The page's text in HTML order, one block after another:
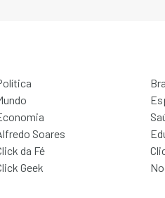
Soares
da Fé
Geek